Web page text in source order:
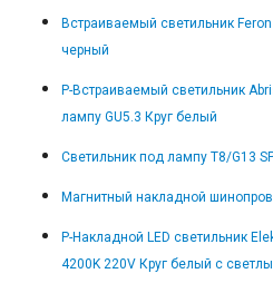
Встраиваемый светильник
черный
Р-Встраиваемый светильник
лампу GU5.3 Круг белый
Светильник под лампу T8/G13
Магнитный накладной
Р-Накладной LED светильник
4200K 220V Круг белый с